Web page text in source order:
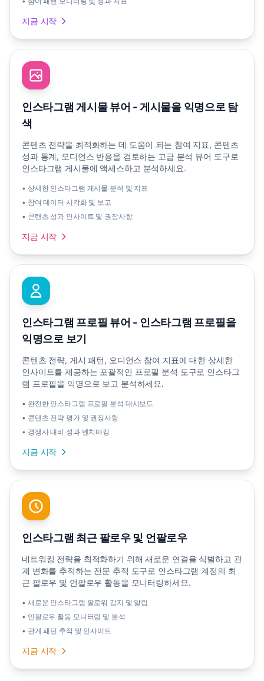
지금 시작
인스타그램 게시물 뷰어 - 게시물을 익명으로 탐
색
콘텐츠 전략을 최적화하는 데 도움이 되는 참여 지표, 콘텐츠
성과 통계, 오디언스 반응을 검토하는 고급 분석 뷰어 도구로
인스타그램 게시물에 액세스하고 분석하세요.
• 상세한 인스타그램 게시물 분석 및 지표
• 참여 데이터 시각화 및 보고
• 콘텐츠 성과 인사이트 및 권장사항
지금 시작
인스타그램 프로필 뷰어 - 인스타그램 프로필을
익명으로 보기
콘텐츠 전략, 게시 패턴, 오디언스 참여 지표에 대한 상세한
인사이트를 제공하는 포괄적인 프로필 분석 도구로 인스타그
램 프로필을 익명으로 보고 분석하세요.
• 완전한 인스타그램 프로필 분석 대시보드
• 콘텐츠 전략 평가 및 권장사항
• 경쟁사 대비 성과 벤치마킹
지금 시작
인스타그램 최근 팔로우 및 언팔로우
네트워킹 전략을 최적화하기 위해 새로운 연결을 식별하고 관
계 변화를 추적하는 전문 추적 도구로 인스타그램 계정의 최
근 팔로우 및 언팔로우 활동을 모니터링하세요.
• 새로운 인스타그램 팔로워 감지 및 알림
• 언팔로우 활동 모니터링 및 분석
• 관계 패턴 추적 및 인사이트
지금 시작